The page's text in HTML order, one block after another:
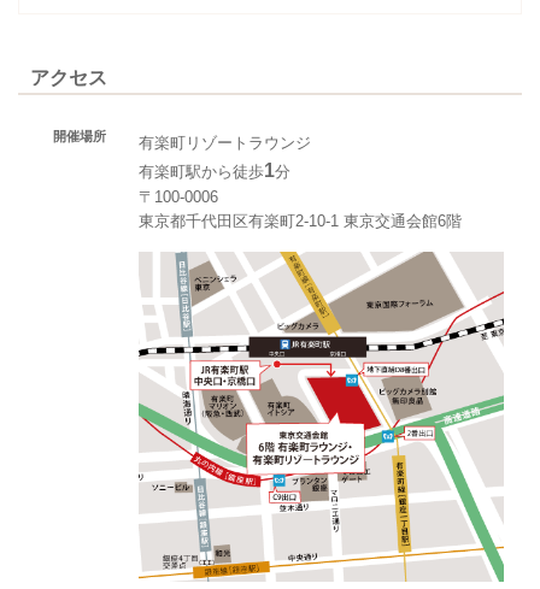
アクセス
開催場所
有楽町リゾートラウンジ
有楽町駅から徒歩1分
〒100-0006
東京都千代田区有楽町2-10-1 東京交通会館6階